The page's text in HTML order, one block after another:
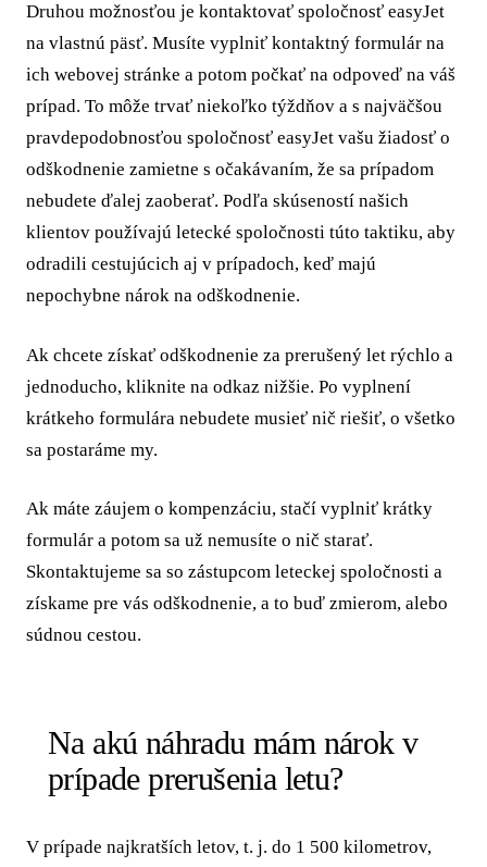
Druhou možnosťou je kontaktovať spoločnosť easyJet
na vlastnú päsť. Musíte vyplniť kontaktný formulár na
ich webovej stránke a potom počkať na odpoveď na váš
prípad. To môže trvať niekoľko týždňov a s najväčšou
pravdepodobnosťou spoločnosť easyJet vašu žiadosť o
odškodnenie zamietne s očakávaním, že sa prípadom
nebudete ďalej zaoberať. Podľa skúseností našich
klientov používajú letecké spoločnosti túto taktiku, aby
odradili cestujúcich aj v prípadoch, keď majú
nepochybne nárok na odškodnenie.
Ak chcete získať odškodnenie za prerušený let rýchlo a
jednoducho, kliknite na odkaz nižšie. Po vyplnení
krátkeho formulára nebudete musieť nič riešiť, o všetko
sa postaráme my.
Ak máte záujem o kompenzáciu, stačí vyplniť krátky
formulár a potom sa už nemusíte o nič starať.
Skontaktujeme sa so zástupcom leteckej spoločnosti a
získame pre vás odškodnenie, a to buď zmierom, alebo
súdnou cestou.
Na akú náhradu mám nárok v
prípade prerušenia letu?
V prípade najkratších letov, t. j. do 1 500 kilometrov,